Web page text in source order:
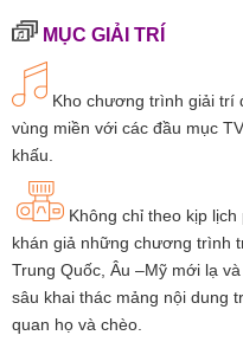
MỤC GIẢI TRÍ
Kho chương trình giải trí
vùng miền với các đầu mục
khấu.
Không chỉ theo kịp
khán giả những chương trình
Trung Quốc, Âu –Mỹ mới lạ
sâu khai thác mảng nội dung
quan họ và chèo.